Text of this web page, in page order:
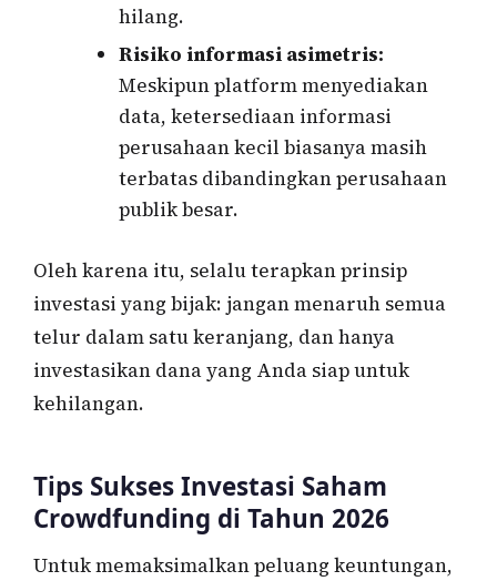
hilang.
Risiko informasi asimetris:
Meskipun platform menyediakan
data, ketersediaan informasi
perusahaan kecil biasanya masih
terbatas dibandingkan perusahaan
publik besar.
Oleh karena itu, selalu terapkan prinsip
investasi yang bijak: jangan menaruh semua
telur dalam satu keranjang, dan hanya
investasikan dana yang Anda siap untuk
kehilangan.
Tips Sukses Investasi Saham
Crowdfunding di Tahun 2026
Untuk memaksimalkan peluang keuntungan,